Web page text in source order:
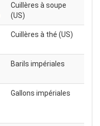
Cuillères à soupe
(US)
Cuillères à thé (US)
Barils impériales
Gallons impériales